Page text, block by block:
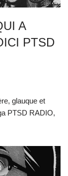
A
PTSD
glauque et
PTSD RADIO,